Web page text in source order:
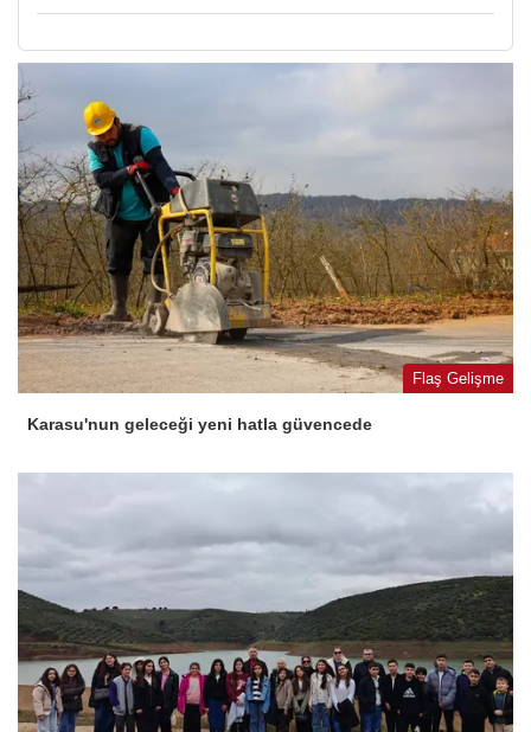
Flaş Gelişme
Karasu'nun geleceği yeni hatla güvencede